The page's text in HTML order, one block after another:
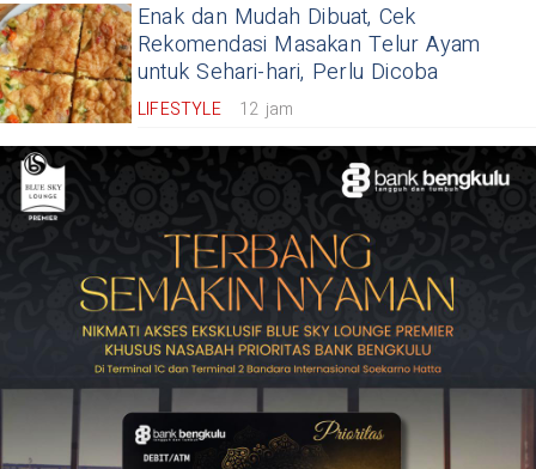
Enak dan Mudah Dibuat, Cek
Rekomendasi Masakan Telur Ayam
untuk Sehari-hari, Perlu Dicoba
LIFESTYLE 12 jam